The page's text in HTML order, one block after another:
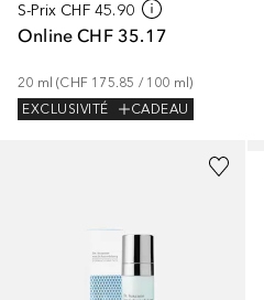
S-Prix CHF 45.90
Online CHF 35.17
20 ml (CHF 175.85 / 100 ml)
EXCLUSIVITÉ
CADEAU